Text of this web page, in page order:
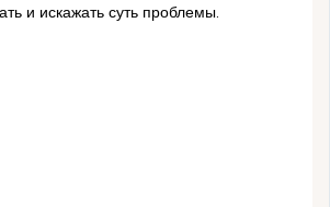
и искажать суть проблемы.